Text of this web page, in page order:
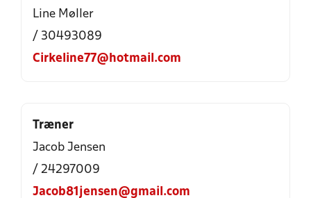
Line Møller
/ 30493089
Cirkeline77@hotmail.com
Træner
Jacob Jensen
/ 24297009
Jacob81jensen@gmail.com